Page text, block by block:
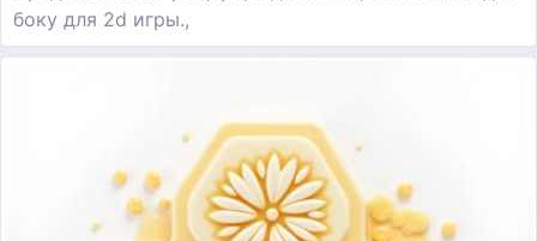
боку для 2d игры.,